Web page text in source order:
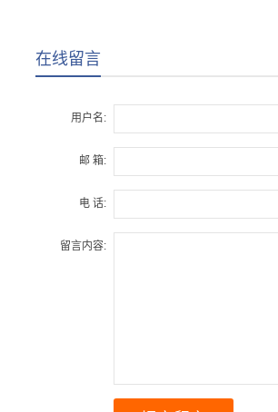
在线留言
用户名:
邮 箱:
电 话:
留言内容: